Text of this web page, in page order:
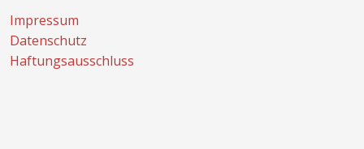
Impressum
Datenschutz
Haftungsausschluss